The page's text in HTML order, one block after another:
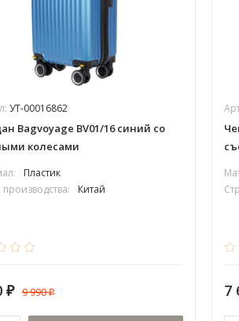
УТ-00016862
Bagvoyage BV01/16 синий со
колесами
Пластик
Китай
₽ 9 990₽ 7